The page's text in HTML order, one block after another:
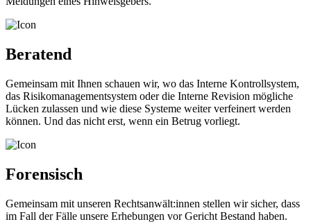
Beratend
Gemeinsam mit Ihnen schauen wir, wo das Interne Kontrollsystem,
das Risikomanagementsystem oder die Interne Revision mögliche
Lücken zulassen und wie diese Systeme weiter verfeinert werden
können. Und das nicht erst, wenn ein Betrug vorliegt.
Forensisch
Gemeinsam mit unseren Rechtsanwält:innen stellen wir sicher, dass
im Fall der Fälle unsere Erhebungen vor Gericht Bestand haben.